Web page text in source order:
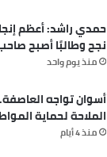
حمدي راشد: أعظم
نجح وطالبًا أصبح
منذ يوم واحد
أسوان تواجه
الملاحة لحماية
منذ 4 أيام